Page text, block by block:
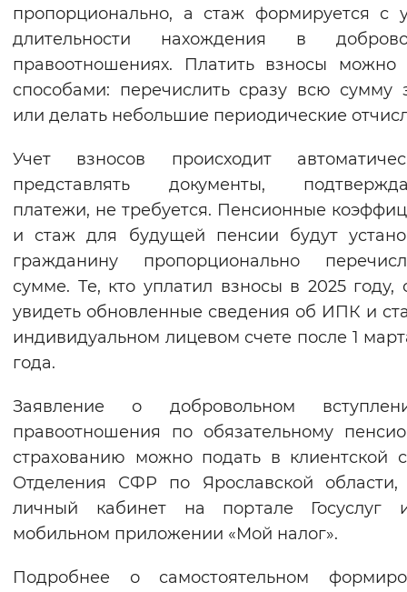
пропорционально, а стаж формируется с
длительности нахождения в
правоотношениях. Платить взносы можно
способами: перечислить сразу всю сумму
или делать небольшие периодические
Учет взносов происходит
представлять документы,
платежи, не требуется. Пенсионные
и стаж для будущей пенсии будут
гражданину пропорционально
сумме. Те, кто уплатил взносы в 2025 году,
увидеть обновленные сведения об ИПК и
индивидуальном лицевом счете после 1
года.
Заявление о добровольном
правоотношения по обязательному
страхованию можно подать в клиентской
Отделения СФР по Ярославской области,
личный кабинет на портале Госуслуг
мобильном приложении «Мой налог».
Подробнее о самостоятельном